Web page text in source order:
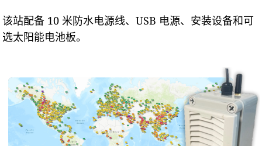
该站配备 10 米防水电源线、USB 电源、安装设备和可
选太阳能电池板。